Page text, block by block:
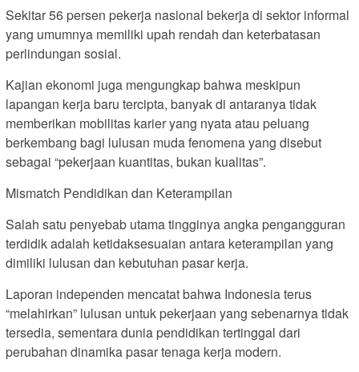
Sekitar 56 persen pekerja nasional bekerja di sektor informal
yang umumnya memiliki upah rendah dan keterbatasan
perlindungan sosial.
Kajian ekonomi juga mengungkap bahwa meskipun
lapangan kerja baru tercipta, banyak di antaranya tidak
memberikan mobilitas karier yang nyata atau peluang
berkembang bagi lulusan muda fenomena yang disebut
sebagai “pekerjaan kuantitas, bukan kualitas”.
Mismatch Pendidikan dan Keterampilan
Salah satu penyebab utama tingginya angka pengangguran
terdidik adalah ketidaksesuaian antara keterampilan yang
dimiliki lulusan dan kebutuhan pasar kerja.
Laporan independen mencatat bahwa Indonesia terus
“melahirkan” lulusan untuk pekerjaan yang sebenarnya tidak
tersedia, sementara dunia pendidikan tertinggal dari
perubahan dinamika pasar tenaga kerja modern.